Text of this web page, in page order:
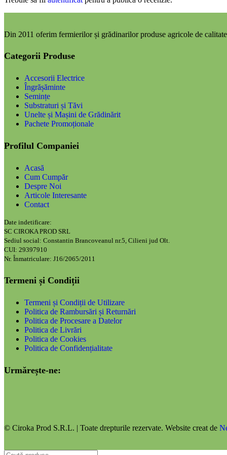
Din 2011 oferim fermierilor și grădinarilor produse agricole de
Categorii Produse
Accesorii Electrice
Îngrășăminte
Semințe
Substraturi și Tăvi
Unelte și Mașini de Grădinărit
Pachete Promoționale
Profilul Companiei
Acasă
Cum Cumpăr
Despre Noi
Articole Interesante
Contact
Date indetificare:
SC CIROKA PROD SRL
Sediul social: Constantin Brancoveanul nr.5, Cilieni jud Olt.
CUI: 29397910
Nr. Înmatriculare: J16/2065/2011
Termeni și Condiții
Termeni și Condiții de Utilizare
Politica de Rambursări și Returnări
Politica de Procesare a Datelor
Politica de Livrări
Politica de Cookies
Politica de Confidențialitate
Urmărește-ne:
© Ciroka Prod S.R.L. | Toate drepturile rezervate. Website creat de